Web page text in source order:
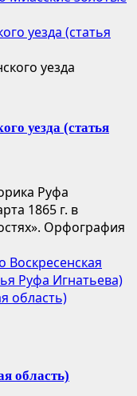
уезда (статья
уезда (статья
Руфа
1865 г. в
Орфография
Руфа Игнатьева)
область)
область)